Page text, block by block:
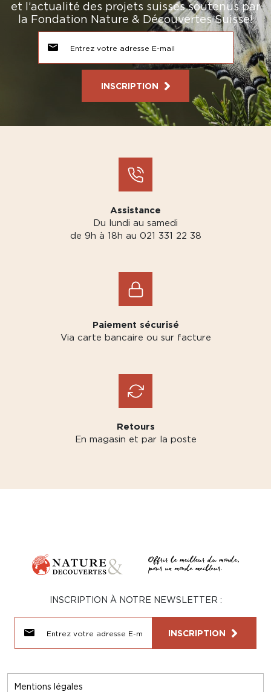
et l’actualité des projets suisses soutenus par
la Fondation Nature & Découvertes Suisse!
INSCRIPTION
Assistance
Du lundi au samedi
de 9h à 18h au 021 331 22 38
Paiement sécurisé
Via carte bancaire ou sur facture
Retours
En magasin et par la poste
Mentions légales
INSCRIPTION À NOTRE NEWSLETTER :
INSCRIPTION